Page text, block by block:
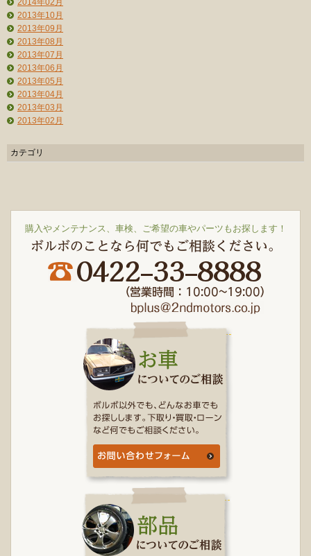
2013年10月
2013年09月
2013年08月
2013年07月
2013年06月
2013年05月
2013年04月
2013年03月
2013年02月
カテゴリ
購入やメンテナンス、車検、ご希望の車やパーツもお探します！
ボルボのことなら何でもご相談ください。